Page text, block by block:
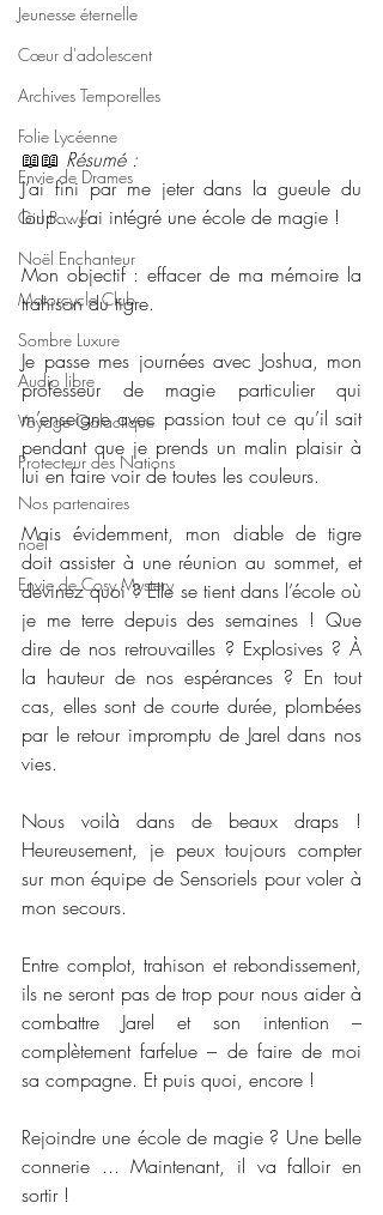
Jeunesse éternelle
Cœur d'adolescent
Archives Temporelles
Folie Lycéenne
Envie de Drames
Girl Power
Noël Enchanteur
Motorcycle Club
Sombre Luxure
Audio libre
Voyage Galactique
Protecteur des Nations
Nos partenaires
noêl
Envie de Cosy Mystery
📖📖 Résumé :
J’ai fini par me jeter dans la gueule du
loup... J’ai intégré une école de magie !
Mon objectif : effacer de ma mémoire la
trahison du tigre.
Je passe mes journées avec Joshua, mon
professeur de magie particulier qui
m’enseigne avec passion tout ce qu’il sait
pendant que je prends un malin plaisir à
lui en faire voir de toutes les couleurs.
Mais évidemment, mon diable de tigre
doit assister à une réunion au sommet, et
devinez quoi ? Elle se tient dans l’école où
je me terre depuis des semaines ! Que
dire de nos retrouvailles ? Explosives ? À
la hauteur de nos espérances ? En tout
cas, elles sont de courte durée, plombées
par le retour impromptu de Jarel dans nos
vies.
Nous voilà dans de beaux draps !
Heureusement, je peux toujours compter
sur mon équipe de Sensoriels pour voler à
mon secours.
Entre complot, trahison et rebondissement,
ils ne seront pas de trop pour nous aider à
combattre Jarel et son intention –
complètement farfelue – de faire de moi
sa compagne. Et puis quoi, encore !
Rejoindre une école de magie ? Une belle
connerie ... Maintenant, il va falloir en
sortir !